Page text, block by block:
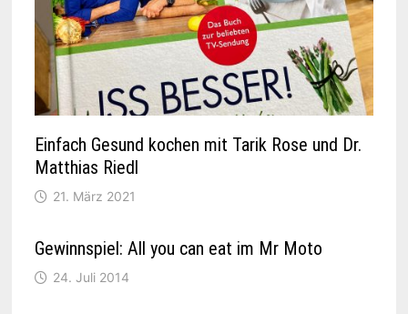
Einfach Gesund kochen mit Tarik Rose und Dr.
Matthias Riedl
21. März 2021
Gewinnspiel: All you can eat im Mr Moto
24. Juli 2014